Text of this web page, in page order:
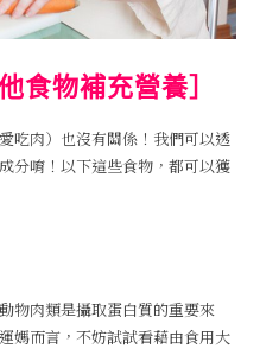
食物補充營養］
吃肉）也沒有關係！我們可以透
分唷！以下這些食物，都可以獲
物肉類是攝取蛋白質的重要來
媽而言，不妨試試看藉由食用大